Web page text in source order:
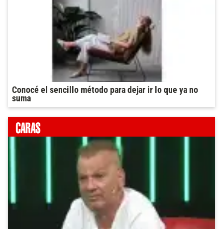
Conocé el sencillo método para dejar ir lo que ya no
suma